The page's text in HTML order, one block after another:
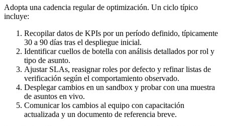
Adopta una cadencia regular de optimización. Un ciclo típico
incluye:
Recopilar datos de KPIs por un período definido, típicamente
30 a 90 días tras el despliegue inicial.
Identificar cuellos de botella con análisis detallados por rol y
tipo de asunto.
Ajustar SLAs, reasignar roles por defecto y refinar listas de
verificación según el comportamiento observado.
Desplegar cambios en un sandbox y probar con una muestra
de asuntos en vivo.
Comunicar los cambios al equipo con capacitación
actualizada y un documento de referencia breve.